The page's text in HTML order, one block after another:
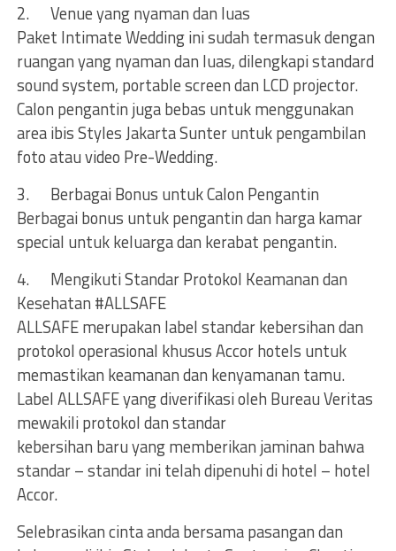
2. Venue yang nyaman dan luas
Paket Intimate Wedding ini sudah termasuk dengan
ruangan yang nyaman dan luas, dilengkapi standard
sound system, portable screen dan LCD projector.
Calon pengantin juga bebas untuk menggunakan
area ibis Styles Jakarta Sunter untuk pengambilan
foto atau video Pre-Wedding.
3. Berbagai Bonus untuk Calon Pengantin
Berbagai bonus untuk pengantin dan harga kamar
special untuk keluarga dan kerabat pengantin.
4. Mengikuti Standar Protokol Keamanan dan
Kesehatan #ALLSAFE
ALLSAFE merupakan label standar kebersihan dan
protokol operasional khusus Accor hotels untuk
memastikan keamanan dan kenyamanan tamu.
Label ALLSAFE yang diverifikasi oleh Bureau Veritas
mewakili protokol dan standar
kebersihan baru yang memberikan jaminan bahwa
standar – standar ini telah dipenuhi di hotel – hotel
Accor.
Selebrasikan cinta anda bersama pasangan dan